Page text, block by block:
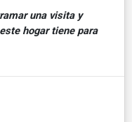
una visita y
hogar tiene para